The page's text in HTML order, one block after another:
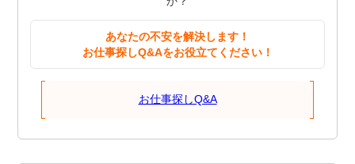
あなたの不安を解決します！
お仕事探しQ&Aをお役立てください！
お仕事探しQ&A